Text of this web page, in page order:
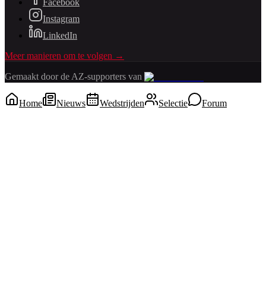
Facebook
Instagram
LinkedIn
Meer manieren om te volgen →
Gemaakt door de AZ-supporters van
Home Nieuws Wedstrijden Selectie Forum